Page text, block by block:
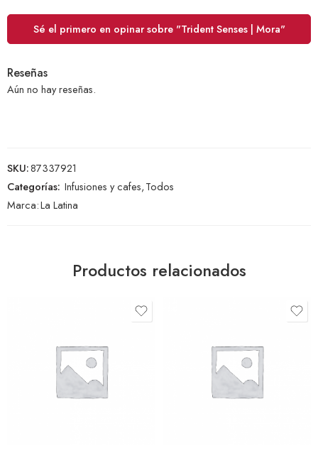
Sé el primero en opinar sobre "Trident Senses | Mora"
Reseñas
Aún no hay reseñas.
SKU:87337921
Categorías: Infusiones y cafes,Todos
Marca:La Latina
Productos relacionados